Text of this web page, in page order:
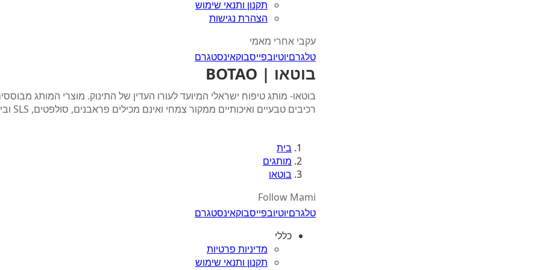
תקנון ותנאי שימוש
הצהרת נגישות
עקבי אחרי מאמי
טלגרםיוטיובפייסבוקאינסטגרם
בוטאו | BOTAO
בוטאו- מותג טיפוח ישראלי המיועד לעורו העדין של התינוק. מוצרי המותג
רכיבים טבעיים ואיכותיים ממקור צמחי ואינם מכילים פראבנים, סולפטים, SLS ובישום.
בית
מותגים
בוטאו
Follow Mami
טלגרםיוטיובפייסבוקאינסטגרם
כללי
מדיניות פרטיות
תקנון ותנאי שימוש